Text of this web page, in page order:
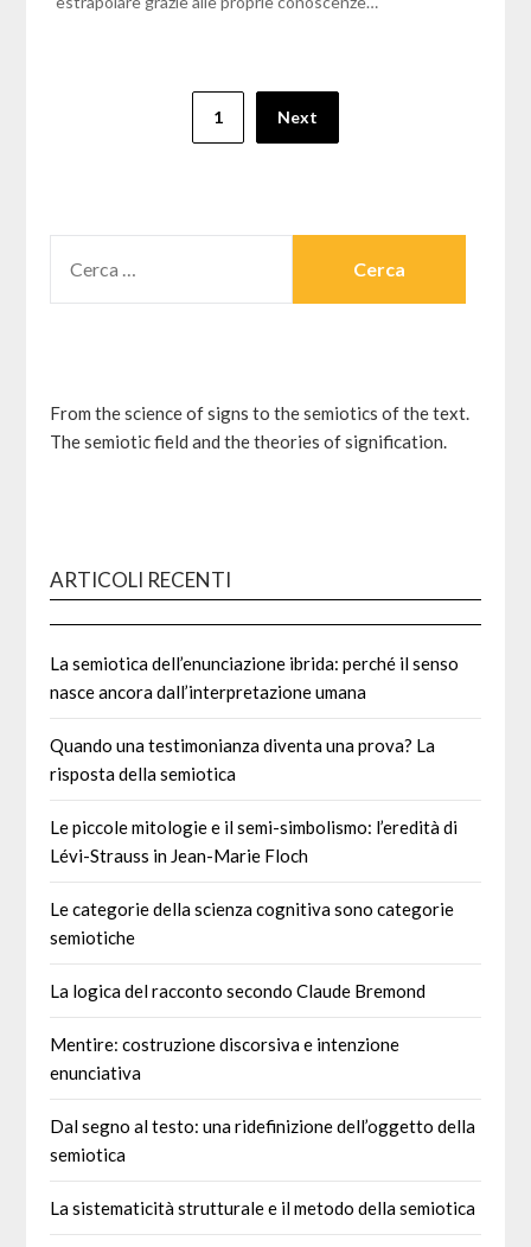
1 Next
PER:
From the science of signs to the semiotics of the text.
The semiotic field and the theories of signification.
ARTICOLI RECENTI
La semiotica dell’enunciazione ibrida: perché il senso
nasce ancora dall’interpretazione umana
Quando una testimonianza diventa una prova? La
risposta della semiotica
Le piccole mitologie e il semi-simbolismo: l’eredità di
Lévi-Strauss in Jean-Marie Floch
Le categorie della scienza cognitiva sono categorie
semiotiche
La logica del racconto secondo Claude Bremond
Mentire: costruzione discorsiva e intenzione
enunciativa
Dal segno al testo: una ridefinizione dell’oggetto della
semiotica
La sistematicità strutturale e il metodo della semiotica